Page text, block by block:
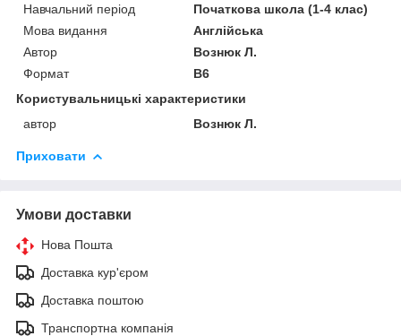
Навчальний період
Початкова школа (1-4 клас)
Мова видання
Англійська
Автор
Вознюк Л.
Формат
В6
Користувальницькі характеристики
автор
Вознюк Л.
Приховати
Умови доставки
Нова Пошта
Доставка кур'єром
Доставка поштою
Транспортна компанія